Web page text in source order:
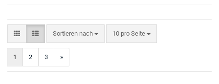
Sortieren nach
Sortieren nach 10 pro Seite
pro Seite
1 2 3 »